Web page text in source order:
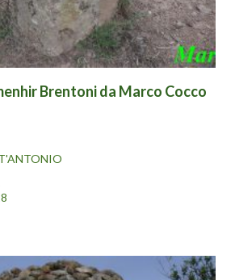
Brentoni da Marco Cocco